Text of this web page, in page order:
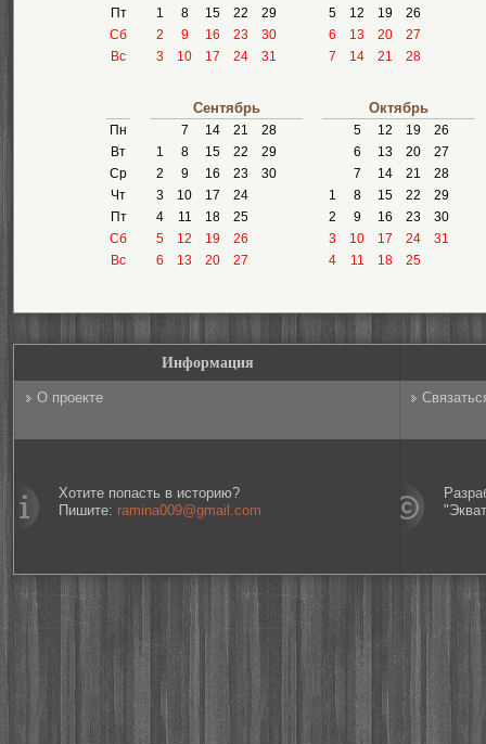
Пт
Сб
Вс
1
8 15 22
29
2
9 16 23
30
3
10 17 24 31
5
12 19
26
6
13 20
27
7
14 21 28
Пн
Вт
Ср
Чт
Пт
Сб
Вс
Сентябрь
7 14 21
28
1
8 15 22
29
2
9 16 23
30
3
10 17
24
4
11 18
25
5
12 19
26
6
13 20 27
Октябрь
5 12 19
26
6
13 20
27
7
14 21
28
1
8 15 22
29
2
9 16 23
30
3
10 17 24
31
4
11 18 25
Информация
О проекте
Хотите попасть в историю?
Пишите: ramina009@gmail.com